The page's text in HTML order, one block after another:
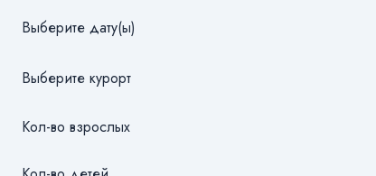
Выберите дату(ы)
Выберите курорт
Кол-во взрослых